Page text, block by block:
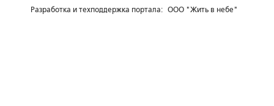
Разработка и техподдержка портала: ООО "Жить в небе"